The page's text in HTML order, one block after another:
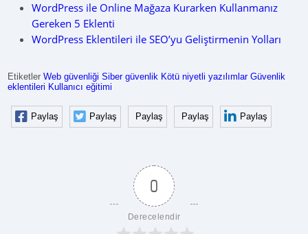
WordPress ile Online Mağaza Kurarken Kullanmanız
Gereken 5 Eklenti
WordPress Eklentileri ile SEO’yu Geliştirmenin Yolları
EtiketlerWeb güvenliği Siber güvenlik Kötü niyetli yazılımlar Güvenlik
eklentileri Kullanıcı eğitimi
Paylaş Paylaş Paylaş Paylaş Paylaş
0
Derecelendir